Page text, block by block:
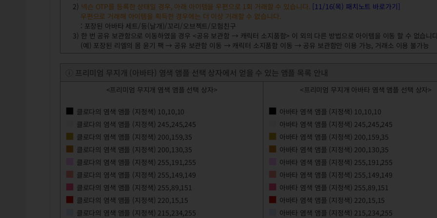
2) 넥슨 OTP를 등록한 상태일 경우, 아래 아이템을 우편으로 1회 거래할 수 있습니다. [11/16(목) 패치노트 바로가기]
우편으로 거래해 아이템을 획득한 경우에는 더 이상 거래할 수 없습니다.
: 포장된 아바타 세트/등(날개)/꼬리/오브젝트/모험친구
3) 한 번 공유 보관함으로 이동하였을 경우 <공유 보관함 → 캐릭터 소지품함> 이 외의 다른 방법으로 아이템을 이동 할 수 없습니
(예) 포장된 리엘의 몸 윤기 팩 → 공유 보관함 이동 → 캐릭터 소지품함 이동 → 공유 보관함만 이용 가능, 거래소 이용 불가능
ⓘ 프리미엄 무지개 (아바타) 염색 앰플 선택 상자에서 얻을 수 있는 앰플 목록 안내
<프리미엄 무지개 염색 앰플 선택 상자>
■ 클로다의 염색 앰플 (지정색) 10,10,10
클로다의 염색 앰플 (지정색) 245,245,245
■ 클로다의 염색 앰플 (지정색) 200,159,35
■ 클로다의 염색 앰플 (지정색) 200,130,35
클로다의 염색 앰플 (지정색) 255,191,255
클로다의 염색 앰플 (지정색) 255,149,149
■ 클로다의 염색 앰플 (지정색) 255,89,151
■ 클로다의 염색 앰플 (지정색) 220,15,15
클로다의 염색 앰플 (지정색) 215,234,255
<프리미엄 무지개 아바타 염색 앰플 선택 상자>
■ 아바타 염색 앰플 (지정색) 10,10,10
아바타 염색 앰플 (지정색) 245,245,245
■ 아바타 염색 앰플 (지정색) 200,159,35
■ 아바타 염색 앰플 (지정색) 200,130,35
아바타 염색 앰플 (지정색) 255,191,255
아바타 염색 앰플 (지정색) 255,149,149
■ 아바타 염색 앰플 (지정색) 255,89,151
■ 아바타 염색 앰플 (지정색) 220,15,15
아바타 염색 앰플 (지정색) 215,234,255